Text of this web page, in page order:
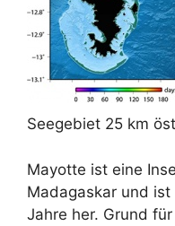
Seegebiet 25 km
Mayotte ist eine
Madagaskar und
Jahre her. Grund